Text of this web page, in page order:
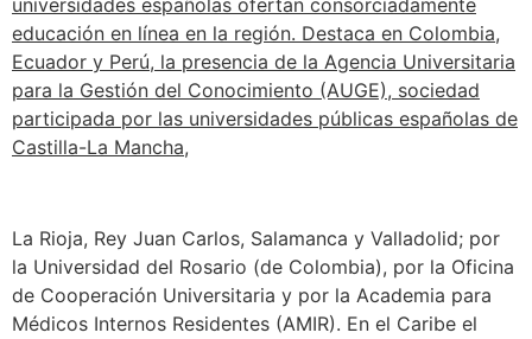
universidades españolas ofertan consorciadamente
educación en línea en la región. Destaca en Colombia,
Ecuador y Perú, la presencia de la Agencia Universitaria
para la Gestión del Conocimiento (AUGE), sociedad
participada por las universidades públicas españolas de
Castilla-La Mancha,
La Rioja, Rey Juan Carlos, Salamanca y Valladolid; por
la Universidad del Rosario (de Colombia), por la Oficina
de Cooperación Universitaria y por la Academia para
Médicos Internos Residentes (AMIR). En el Caribe el